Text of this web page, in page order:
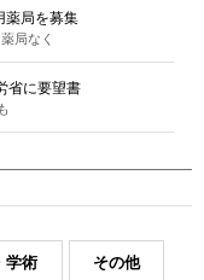
薬局を募集
局なく
省に要望書
学術 その他